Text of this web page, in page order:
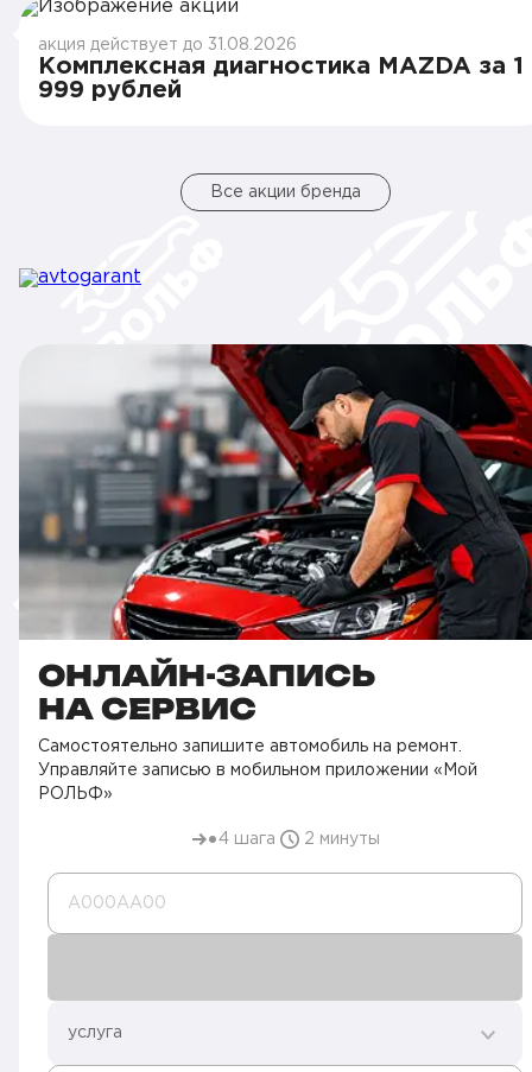
акция действует до 31.08.2026
Комплексная диагностика MAZDA за 1
999 рублей
Все акции бренда
ОНЛАЙН-ЗАПИСЬ
НА СЕРВИС
Самостоятельно запишите автомобиль на ремонт.
Управляйте записью в мобильном приложении «Мой
РОЛЬФ»
4 шага 2 минуты
А000AA00
услуга